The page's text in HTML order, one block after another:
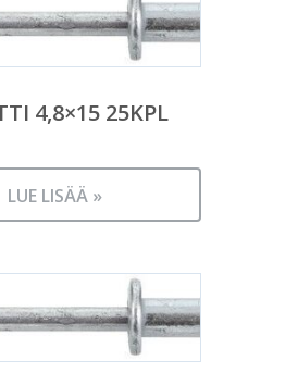
4,8×15 25KPL
LUE LISÄÄ »